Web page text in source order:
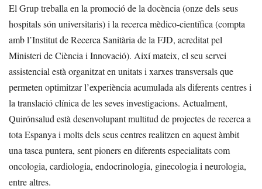
El Grup treballa en la promoció de la docència (onze dels seus
hospitals són universitaris) i la recerca mèdico-científica (compta
amb l’Institut de Recerca Sanitària de la FJD, acreditat pel
Ministeri de Ciència i Innovació). Així mateix, el seu servei
assistencial està organitzat en unitats i xarxes transversals que
permeten optimitzar l’experiència acumulada als diferents centres i
la translació clínica de les seves investigacions. Actualment,
Quirónsalud està desenvolupant multitud de projectes de recerca a
tota Espanya i molts dels seus centres realitzen en aquest àmbit
una tasca puntera, sent pioners en diferents especialitats com
oncologia, cardiologia, endocrinologia, ginecologia i neurologia,
entre altres.